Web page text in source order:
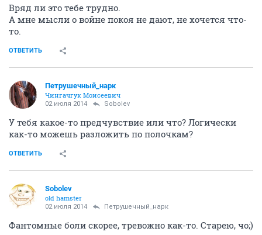
Вряд ли это тебе трудно.
А мне мысли о войне покоя не дают, не хочется что-
то.
ОТВЕТИТЬ
Петрушечный_нарк
Чингачгук Моисеевич
02 июля 2014 Sobolev
У тебя какое-то предчувствие или что? Логически
как-то можешь разложить по полочкам?
ОТВЕТИТЬ
Sobolev
old hamster
02 июля 2014 Петрушечный_нарк
Фантомные боли скорее, тревожно как-то. Старею, чо;)